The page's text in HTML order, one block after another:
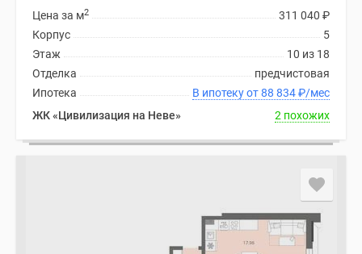
311 040 ₽
Цена за м2
5
Корпус
10 из 18
Этаж
предчистовая
Отделка
В ипотеку от 88 834₽/мес
Ипотека
ЖК «Цивилизация на Неве»
2 похожих